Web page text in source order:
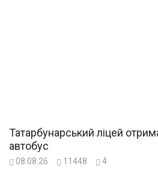
Татарбунарський ліцей
автобус
08.08.26 11448 4